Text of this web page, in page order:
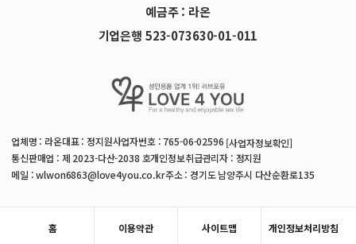
예금주 : 라온
기업은행 523-073630-01-011
업체명 : 라온대표 : 정지원사업자번호 : 765-06-02596 [사업자정보확인]
통신판매업 : 제 2023-다산-2038 호개인정보취급관리자 : 정지원
메일 : wlwon6863@love4you.co.kr주소 : 경기도 남양주시 다산순환로135
홈 이용약관 사이트맵 개인정보처리방침